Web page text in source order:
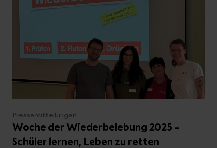
Pressemitteilungen
Woche der Wiederbelebung 2025 –
Schüler lernen, Leben zu retten